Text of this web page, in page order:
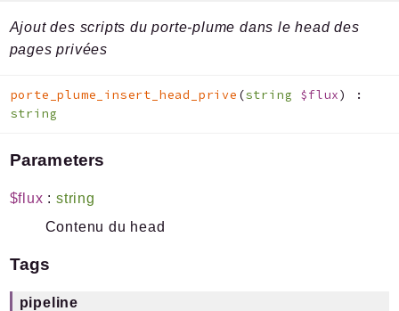
Ajout des scripts du porte-plume dans le head des
pages privées
porte_plume_insert_head_prive (string $flux)
:
string
Parameters
$flux :string
Contenu du head
Tags
pipeline